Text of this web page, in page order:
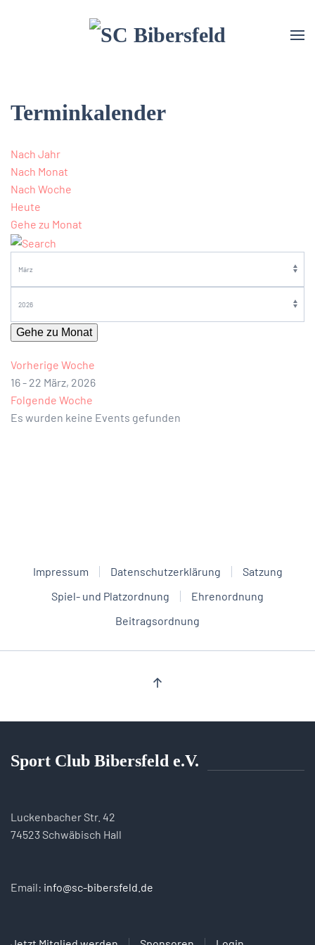
Terminkalender
Nach Jahr
Nach Monat
Nach Woche
Heute
Gehe zu Monat
Gehe zu Monat
Vorherige Woche
16 - 22 März, 2026
Folgende Woche
Es wurden keine Events gefunden
Impressum Datenschutzerklärung
Satzung
Spiel- und Platzordnung
Ehrenordnung
Beitragsordnung
Sport Club Bibersfeld e.V.
Luckenbacher Str. 42
74523 Schwäbisch Hall
Email: info@sc-bibersfeld.de